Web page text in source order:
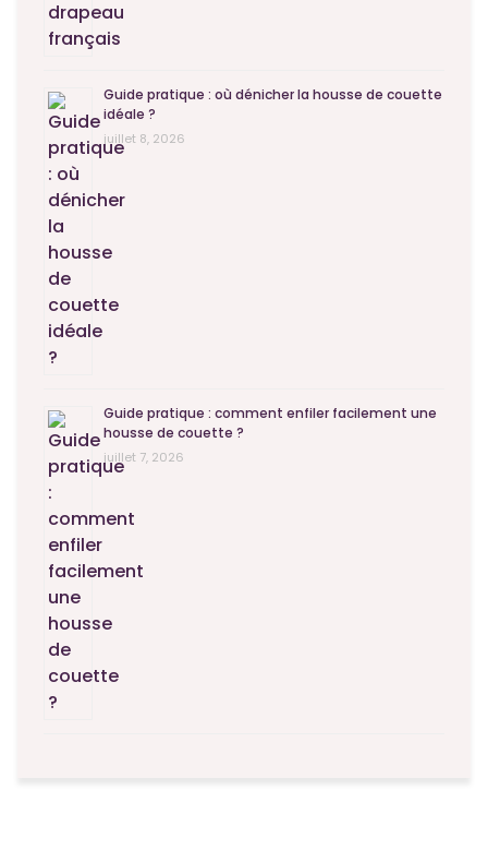
Guide pratique : où dénicher la housse de couette
idéale ?
juillet 8, 2026
Guide pratique : comment enfiler facilement une
housse de couette ?
juillet 7, 2026